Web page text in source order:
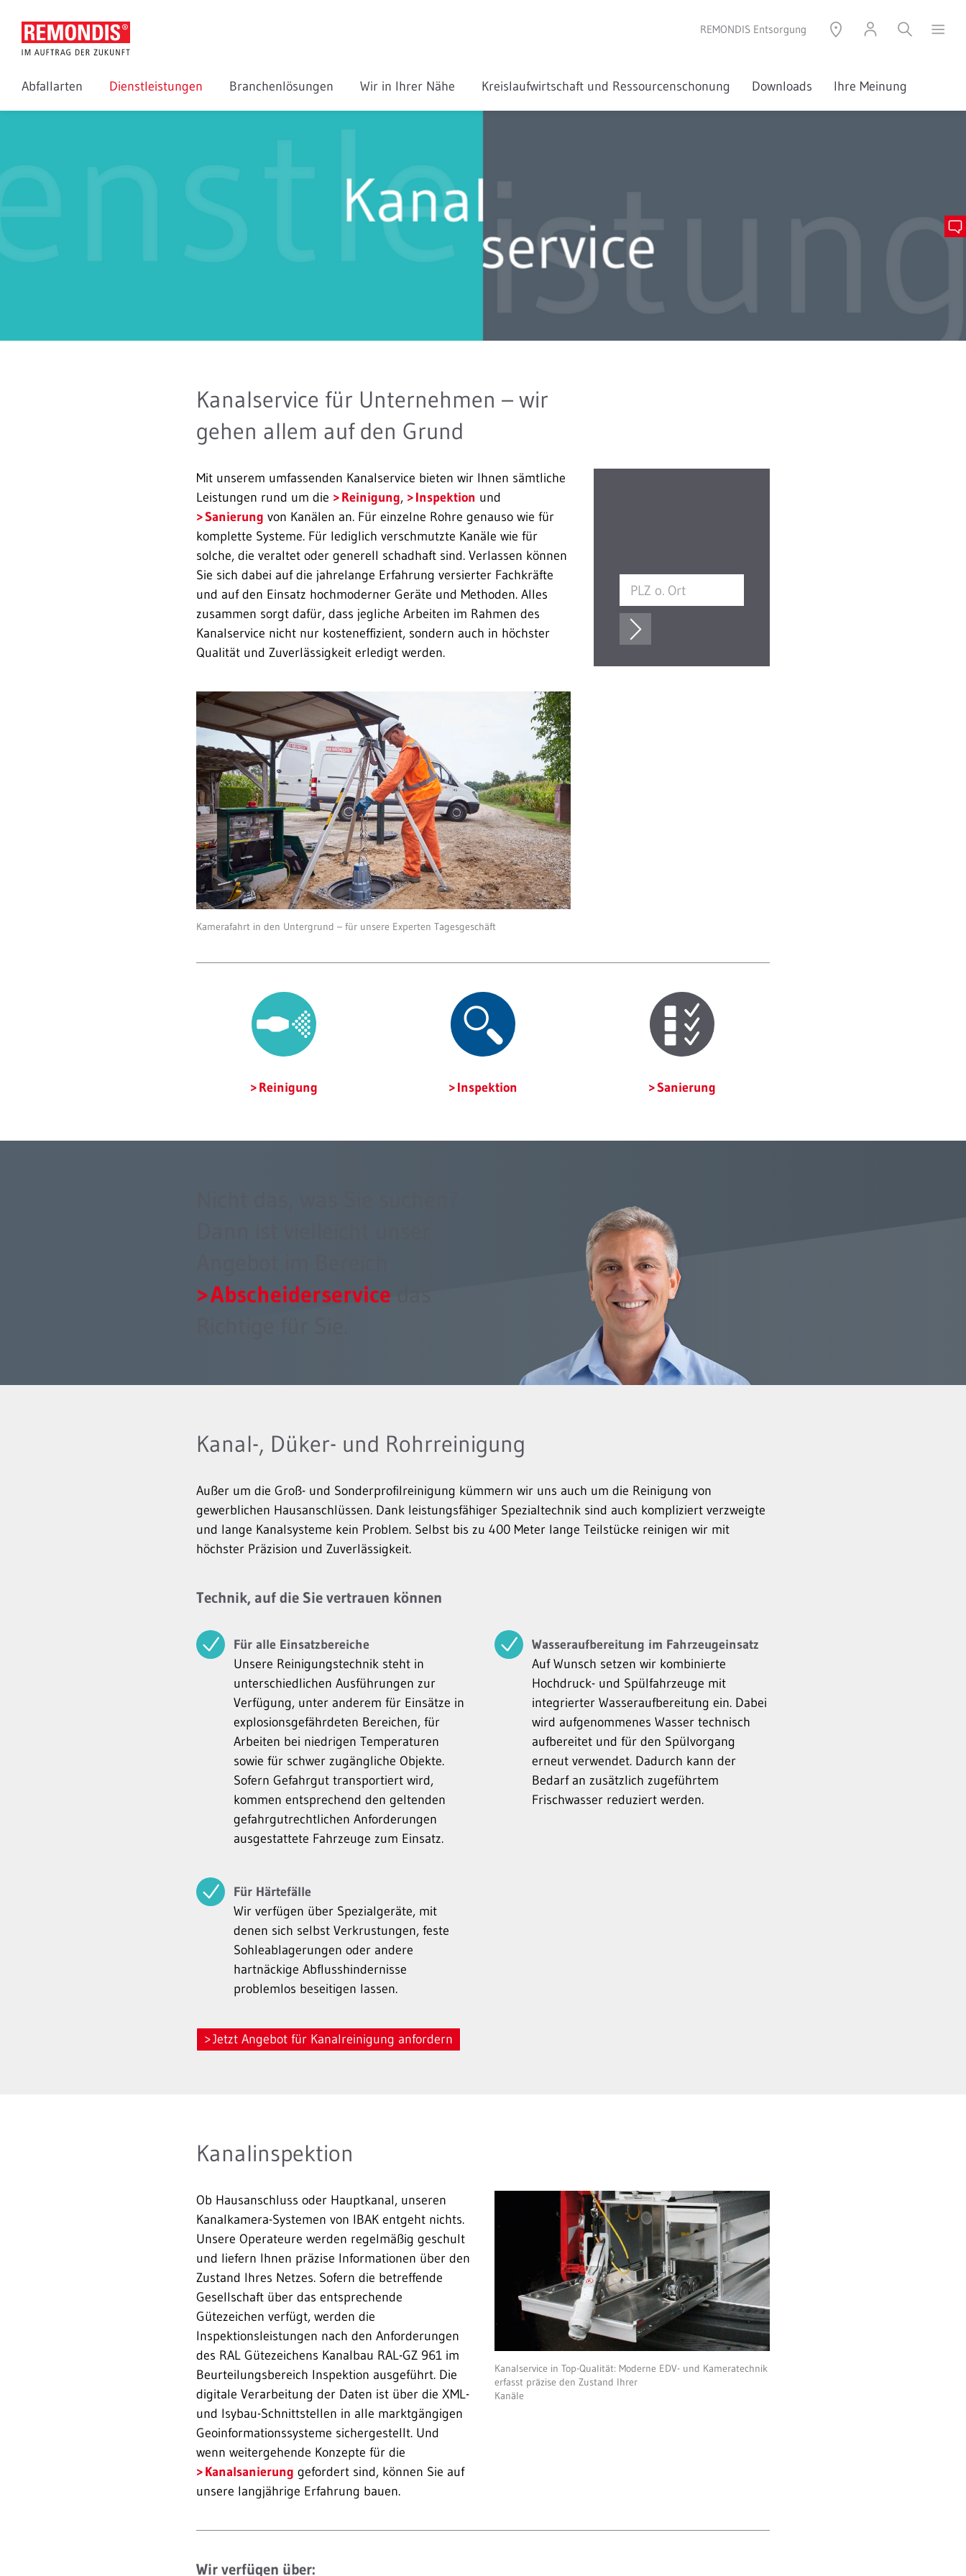
REMONDIS Entsorgung
Abfallarten Dienstleistungen Branchenlösungen Wir in Ihrer Nähe Kreislaufwirtschaft und Ressourcenschonung Downloads Ihre Meinung
Kanalservice für Unternehmen – wir
gehen allem auf den Grund
Mit unserem umfassenden Kanalservice bieten wir Ihnen sämtliche
Leistungen rund um die
Reinigung, Inspektion und
Sanierung von Kanälen an. Für einzelne Rohre genauso wie für
komplette Systeme. Für lediglich verschmutzte Kanäle wie für
solche, die veraltet oder generell schadhaft sind. Verlassen können
Sie sich dabei auf die jahrelange Erfahrung versierter Fachkräfte
und auf den Einsatz hochmoderner Geräte und Methoden. Alles
zusammen sorgt dafür, dass jegliche Arbeiten im Rahmen des
Kanalservice nicht nur kosteneffizient, sondern auch in höchster
Qualität und Zuverlässigkeit erledigt werden.
Kamerafahrt in den Untergrund – für unsere Experten Tagesgeschäft
Reinigung Inspektion Sanierung
Abscheiderservice
Kanal-, Düker- und Rohrreinigung
Außer um die Groß- und Sonderprofilreinigung kümmern wir uns auch um die Reinigung von
gewerblichen Hausanschlüssen. Dank leistungsfähiger Spezialtechnik sind auch kompliziert verzweigte
und lange Kanalsysteme kein Problem. Selbst bis zu 400 Meter lange Teilstücke reinigen wir mit
höchster Präzision und Zuverlässigkeit.
Technik, auf die Sie vertrauen können
Für alle Einsatzbereiche
Unsere Reinigungstechnik steht in
unterschiedlichen Ausführungen zur
Verfügung, unter anderem für Einsätze in
explosionsgefährdeten Bereichen, für
Arbeiten bei niedrigen Temperaturen
sowie für schwer zugängliche Objekte.
Sofern Gefahrgut transportiert wird,
kommen entsprechend den geltenden
gefahrgutrechtlichen Anforderungen
ausgestattete Fahrzeuge zum Einsatz.
Wasseraufbereitung im Fahrzeugeinsatz
Auf Wunsch setzen wir kombinierte
Hochdruck- und Spülfahrzeuge mit
integrierter Wasseraufbereitung ein. Dabei
wird aufgenommenes Wasser technisch
aufbereitet und für den Spülvorgang
erneut verwendet. Dadurch kann der
Bedarf an zusätzlich zugeführtem
Frischwasser reduziert werden.
Für Härtefälle
Wir verfügen über Spezialgeräte, mit
denen sich selbst Verkrustungen, feste
Sohleablagerungen oder andere
hartnäckige Abflusshindernisse
problemlos beseitigen lassen.
Jetzt Angebot für Kanalreinigung anfordern
Kanalinspektion
Ob Hausanschluss oder Hauptkanal, unseren
Kanalkamera-Systemen von IBAK entgeht nichts.
Unsere Operateure werden regelmäßig geschult
und liefern Ihnen präzise Informationen über den
Zustand Ihres Netzes. Sofern die betreffende
Gesellschaft über das entsprechende
Gütezeichen verfügt, werden die
Inspektionsleistungen nach den Anforderungen
des RAL Gütezeichens Kanalbau RAL-GZ 961 im
Beurteilungsbereich Inspektion ausgeführt. Die
digitale Verarbeitung der Daten ist über die XML-
und Isybau-Schnittstellen in alle marktgängigen
Geoinformationssysteme sichergestellt. Und
wenn weitergehende Konzepte für die
Kanalsanierung gefordert sind, können Sie auf
unsere langjährige Erfahrung bauen.
Kanalservice in Top-Qualität: Moderne EDV- und Kameratechnik
erfasst präzise den Zustand Ihrer
Kanäle
Wir verfügen über: